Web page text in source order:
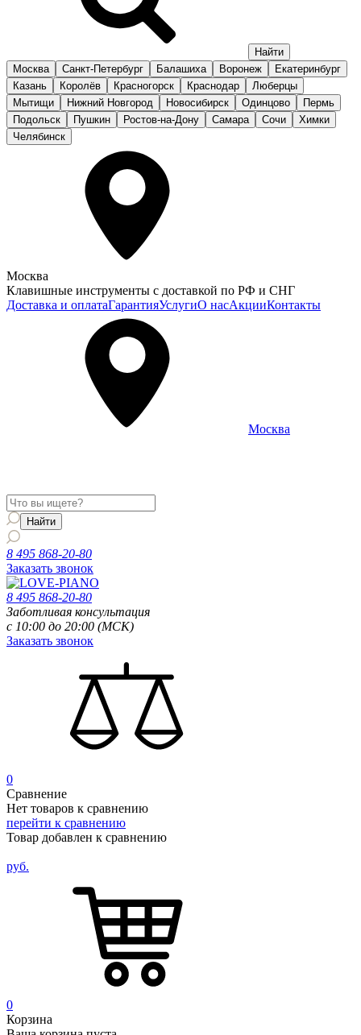
Москва Санкт-Петербург Балашиха Воронеж
Екатеринбург
Казань
Королёв Красногорск Краснодар
Люберцы
Мытищи
Нижний Новгород Новосибирск Одинцово
Пермь
Подольск
Пушкин Ростов-на-Дону Самара Сочи
Химки
Челябинск
Москва
Клавишные инструменты с доставкой по РФ и СНГ
Доставка и оплатаГарантияУслугиО насАкцииКонтакты
Москва
8 495 868-20-80
Заказать звонок
8 495 868-20-80
Заботливая консультация
с 10:00 до 20:00 (МСК)
Заказать звонок
0
Сравнение
Нет товаров к сравнению
перейти к сравнению
Товар добавлен к сравнению
руб.
0
Корзина